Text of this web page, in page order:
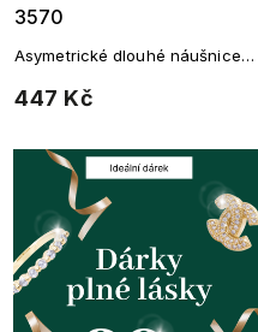
3570
447 Kč
Asymetrické dlouhé náušnice